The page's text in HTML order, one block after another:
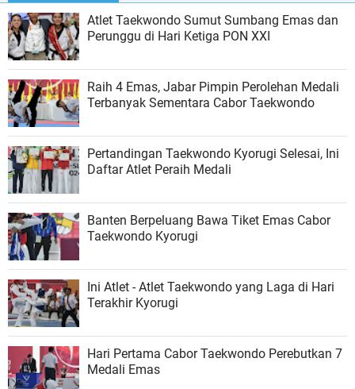
Atlet Taekwondo Sumut Sumbang Emas dan
Perunggu di Hari Ketiga PON XXI
Raih 4 Emas, Jabar Pimpin Perolehan Medali
Terbanyak Sementara Cabor Taekwondo
Pertandingan Taekwondo Kyorugi Selesai, Ini
Daftar Atlet Peraih Medali
Banten Berpeluang Bawa Tiket Emas Cabor
Taekwondo Kyorugi
Ini Atlet - Atlet Taekwondo yang Laga di Hari
Terakhir Kyorugi
Hari Pertama Cabor Taekwondo Perebutkan 7
Medali Emas